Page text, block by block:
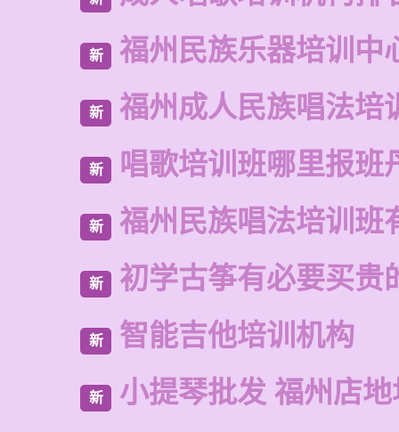
新 福州民族乐器培训中
新 福州成人民族唱法培
新 唱歌培训班哪里报班
新 福州民族唱法培训班
新 初学古筝有必要买贵
新 智能吉他培训机构
新 小提琴批发 福州店地